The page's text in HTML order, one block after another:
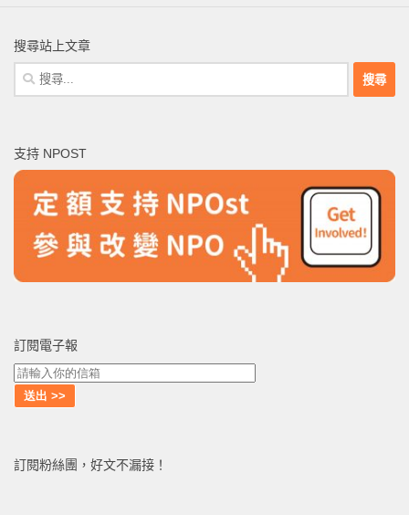
搜尋站上文章
搜
尋
字:
支持 NPOST
訂閱電子報
訂閱粉絲團，好文不漏接！